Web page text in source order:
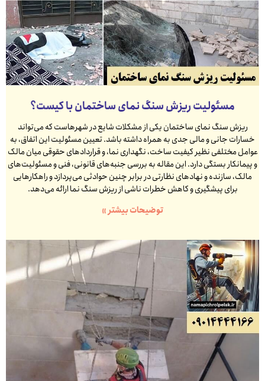
مسئولیت ریزش سنگ نمای ساختمان با کیست؟
ریزش سنگ نمای ساختمان یکی از مشکلات شایع در شهرهاست که می‌تواند
خسارات جانی و مالی جدی به همراه داشته باشد. تعیین مسئولیت این اتفاق، به
عوامل مختلفی نظیر کیفیت ساخت، نگهداری نما، و قراردادهای حقوقی میان مالک
و پیمانکار بستگی دارد. این مقاله به بررسی جنبه‌های قانونی، فنی و مسئولیت‌های
مالک، سازنده و نهادهای نظارتی در برابر چنین حوادثی می‌پردازد و راهکارهایی
برای پیشگیری و کاهش خطرات ناشی از ریزش سنگ نما ارائه می‌دهد.
توضیحات بیشتر »